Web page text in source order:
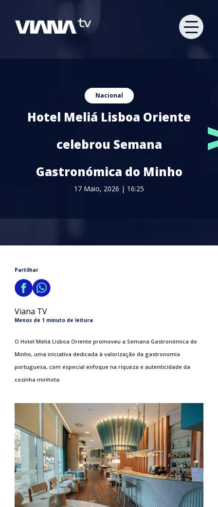
Nacional
Hotel Meliá Lisboa Oriente
celebrou Semana
Gastronómica do Minho
17 Maio, 2026 | 16:25
Partilhar
Viana TV
Menos de 1 minuto de leitura
O Hotel Meliá Lisboa Oriente promoveu a Semana Gastronómica do
Minho, uma iniciativa dedicada à valorização da gastronomia
portuguesa, com especial enfoque na riqueza e autenticidade da
cozinha minhota.